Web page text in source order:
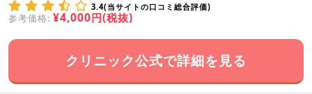
3.4(当サイトの口コミ総合評価)
参考価格: ¥4,000円(税抜)
クリニック公式で詳細を見る